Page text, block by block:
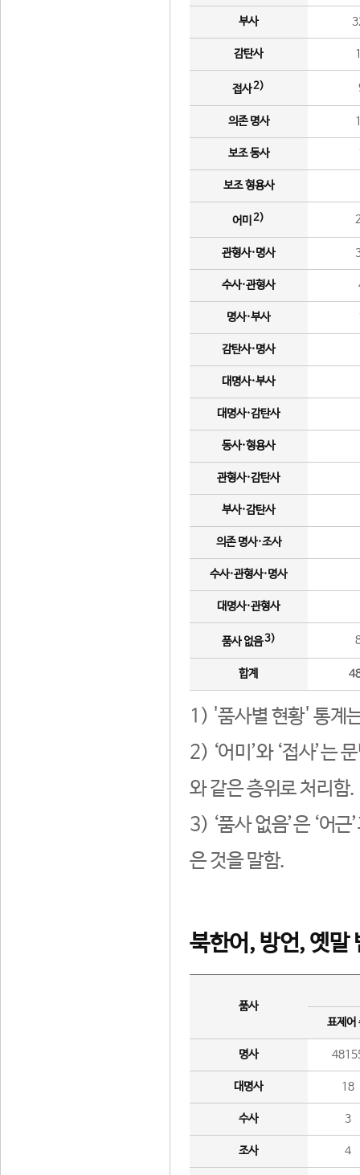
부사
감탄사
접사2)
의존 명사
보조 동사
보조 형용사
어미 2)
관형사·명사
수사·관형사
명사·부사
감탄사·명사
대명사·부사
대명사·감탄사
동사·형용사
관형사·감탄사
부사·감탄사
의존 명사·조사
수사·관형사·명사
대명사·관형사
품사 없음3)
합계
1) '품사별 현황' 통계
2) ‘어미’와 ‘접사’는
와 같은 층위로 처리함.
3) ‘품사 없음’은 ‘어
은 것을 말함.
북한어, 방언, 옛말
품사
표제어
명사
대명사 18
수사 3
조사 4